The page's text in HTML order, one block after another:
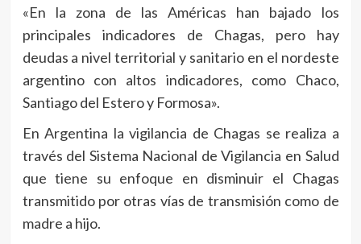
«En la zona de las Américas han bajado los
principales indicadores de Chagas, pero hay
deudas a nivel territorial y sanitario en el nordeste
argentino con altos indicadores, como Chaco,
Santiago del Estero y Formosa».
En Argentina la vigilancia de Chagas se realiza a
través del Sistema Nacional de Vigilancia en Salud
que tiene su enfoque en disminuir el Chagas
transmitido por otras vías de transmisión como de
madre a hijo.